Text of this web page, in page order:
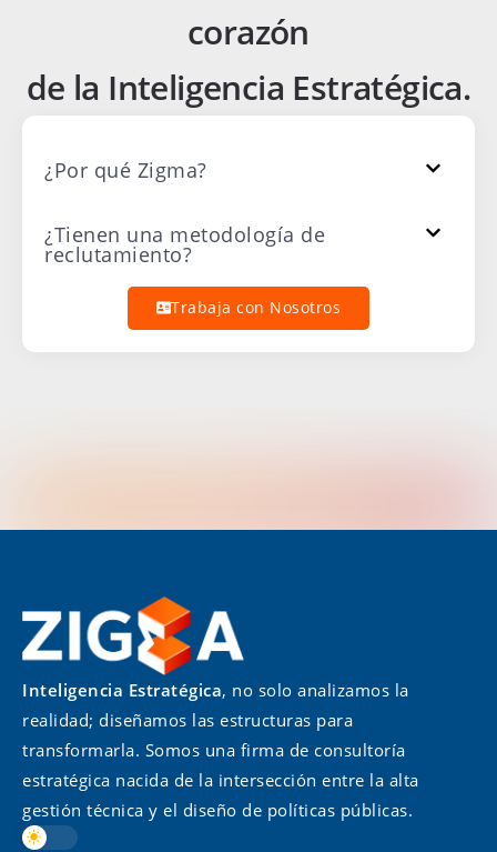
corazón
de la Inteligencia Estratégica.
¿Por qué Zigma?
¿Tienen una metodología de
reclutamiento?
Trabaja con Nosotros
Inteligencia Estratégica, no solo analizamos la
realidad; diseñamos las estructuras para
transformarla. Somos una firma de consultoría
estratégica nacida de la intersección entre la alta
gestión técnica y el diseño de políticas públicas.